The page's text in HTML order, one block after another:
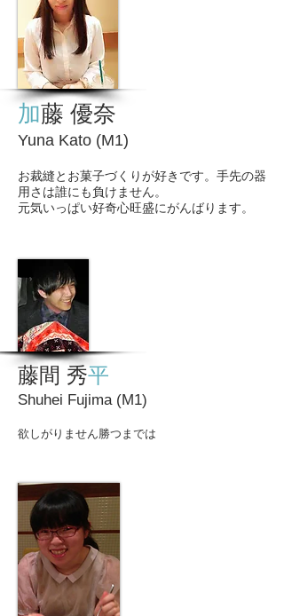
加藤 優奈
Yuna Kato (M1)
お裁縫とお菓子づくりが好きです。手先の器
用さは誰にも負けません。
元気いっぱい好奇心旺盛にがんばります。
藤間 秀平
Shuhei Fujima (M1)
欲しがりません勝つまでは